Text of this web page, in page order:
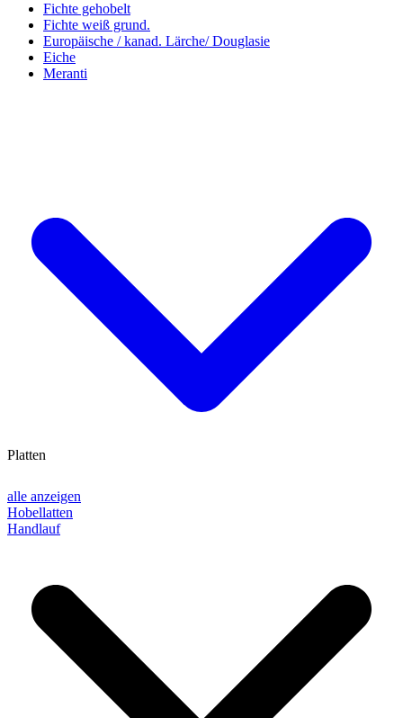
Fichte gehobelt
Fichte weiß grund.
Europäische / kanad. Lärche/ Douglasie
Eiche
Meranti
alle anzeigen
Hobellatten
Handlauf
Platten